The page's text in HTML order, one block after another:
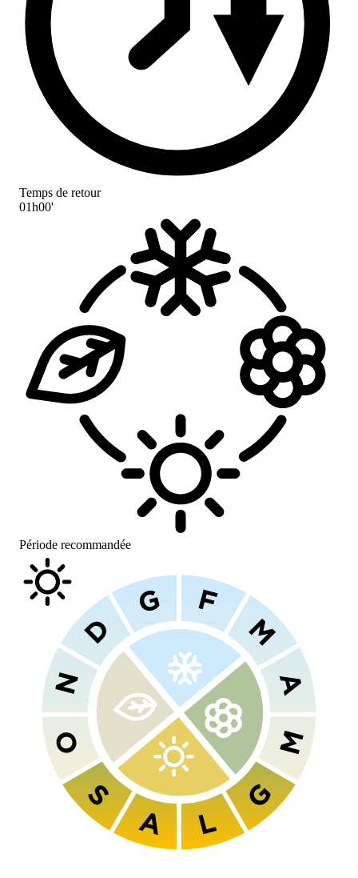
Temps de retour
01h00'
Période recommandée